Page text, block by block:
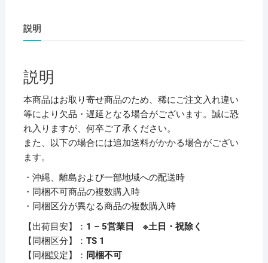
チ
ェ
ペ
ー
パ
ー
タ
オ
ル
レ
ギ
ュ
ラ
ー
ブ
説明
説明
本商品はお取り寄せ商品のため、稀にご注文入れ違い
等により欠品・遅延となる場合がございます。誠に恐
れ入りますが、何卒ご了承ください。
また、以下の場合には追加送料がかかる場合がござい
ます。
・沖縄、離島および一部地域への配送時
・同梱不可商品の複数購入時
・同梱区分が異なる商品の複数購入時
【出荷目安】： 1 – 5営業日 ※土日・祝除く
【同梱区分】： TS 1
【同梱設定】： 同梱不可